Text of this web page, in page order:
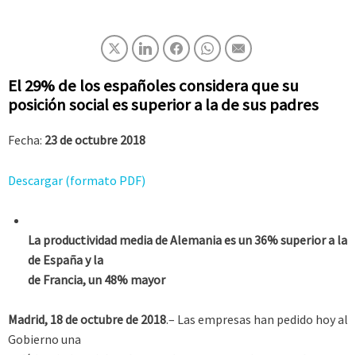
El 29% de los españoles considera que su
posición social es superior a la de sus padres
Fecha: 23 de octubre 2018
Descargar (formato PDF)
La productividad media de Alemania es un 36% superior a la
de España y la
de Francia, un 48% mayor
Madrid, 18 de octubre de 2018.– Las empresas han pedido hoy al
Gobierno una